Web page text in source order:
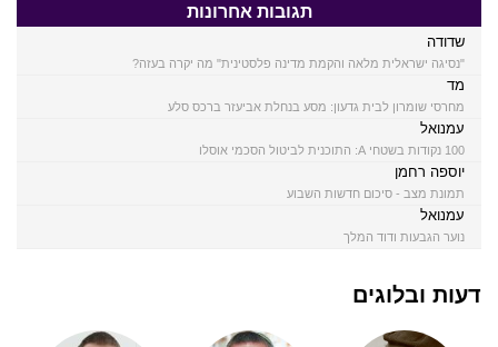
תגובות אחרונות
שדודה
"נסיגה ישראלית מלאה והקמת מדינה פלסטינית" מה יקרה בעזה?
מד
מחרסי שומרון לבית גדעון: מסע בנחלת אביעזר ברכס סלע
עמנואל
100 נקודות בשטחי A: התוכנית לביטול הסכמי אוסלו
יוספה רחמן
תמונת מצב - סיכום חדשות השבוע
עמנואל
נוער הגבעות ודוד המלך
דעות ובלוגים